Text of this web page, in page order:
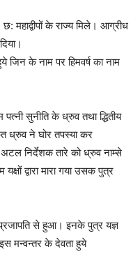
छ: महाद्वीपों के राज्य मिले। आग्रीध
के नाम पर हिमवर्ष का नाम
सुनीति के ध्रुव तथा द्धितीय
ध्रुव ने घोर तपस्या कर
निर्देशक तारे को ध्रुव नाम्से
द्वारा मारा गया उसक पुत्र
से हुआ। इनके पुत्र यज्ञ
मन्वन्तर के देवता हुये